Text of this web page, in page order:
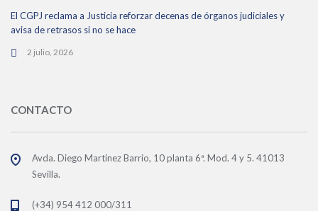
El CGPJ reclama a Justicia reforzar decenas de órganos judiciales y
avisa de retrasos si no se hace
2 julio, 2026
CONTACTO
Avda. Diego Martinez Barrio, 10 planta 6ª. Mod. 4 y 5. 41013
Sevilla.
(+34) 954 412 000/311